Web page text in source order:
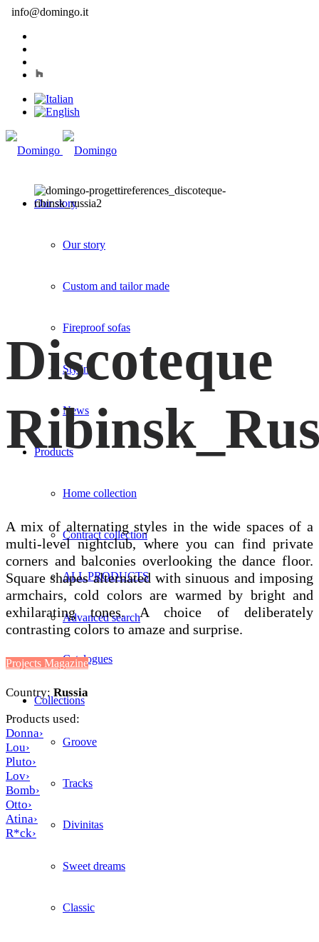
info@domingo.it
Our story
Our story
Custom and tailor made
Fireproof sofas
Styling
News
Products
Home collection
Contract collection
ALL PRODUCTS
Advanced search
Catalogues
Collections
Groove
Tracks
Divinitas
Sweet dreams
Classic
Discoteque
A mix of alternating styles in the wide spaces of a
multi-level nightclub, where you can find private
corners and balconies overlooking the dance floor.
Square shapes alternated with sinuous and imposing
armchairs, cold colors are warmed by bright and
exhilarating tones. A choice of deliberately
contrasting colors to amaze and surprise.
Projects Magazine
Country: Russia
Products used:
Donna›
Lou›
Pluto›
Lov›
Bomb›
Otto›
Atina›
R*ck›